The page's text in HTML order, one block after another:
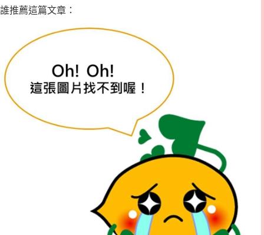
誰推薦這篇文章：